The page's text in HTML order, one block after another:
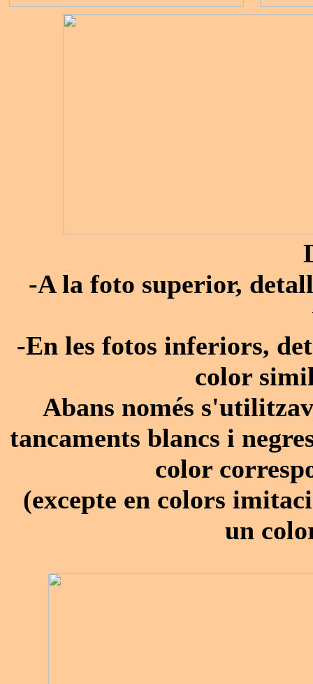
-A la foto superior,
-En les fotos inferiors,
color
Abans només
tancaments blancs i
color
(excepte en colors
un